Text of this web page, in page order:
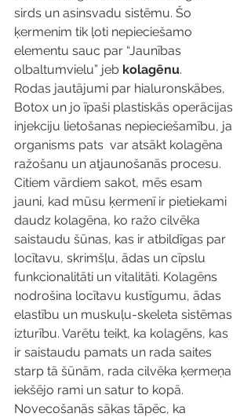
sirds un asinsvadu sistēmu. Šo
ķermenim tik ļoti nepieciešamo
elementu sauc par “Jaunības
olbaltumvielu” jeb kolagēnu.
Rodas jautājumi par hialuronskābes,
Botox un jo īpaši plastiskās operācijas
injekciju lietošanas nepieciešamību, ja
organisms pats  var atsākt kolagēna
ražošanu un atjaunošanās procesu.
Citiem vārdiem sakot, mēs esam
jauni, kad mūsu ķermenī ir pietiekami
daudz kolagēna, ko ražo cilvēka
saistaudu šūnas, kas ir atbildīgas par
locītavu, skrimšļu, ādas un cīpslu
funkcionalitāti un vitalitāti. Kolagēns
nodrošina locītavu kustīgumu, ādas
elastību un muskuļu-skeleta sistēmas
izturību. Varētu teikt, ka kolagēns, kas
ir saistaudu pamats un rada saites
starp tā šūnām, rada cilvēka ķermeņa
iekšējo rami un satur to kopā.
Novecošanās sākas tāpēc, ka